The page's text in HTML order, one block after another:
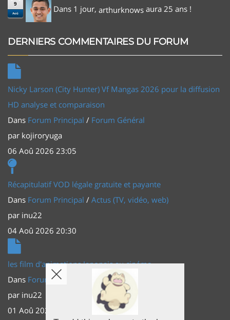
9
Aoû Dans 1 jour, arthurknows aura 25 ans !
DERNIERS COMMENTAIRES DU FORUM
Nicky Larson (City Hunter) Vf Mangas 2026 pour la diffusion
HD analyse et comparaison
Dans Forum Principal / Forum Général
par kojiroryuga
06 Aoû 2026 23:05
Récapitulatif VOD légale gratuite et payante
Dans Forum Principal / Actus (TV, vidéo, web)
par inu22
04 Aoû 2026 20:30
les film d'animations Japonais au cinéma
Dans Forum Principal
Actus (TV, vidéo, web)
par inu22
01 Aoû 2026 20:56